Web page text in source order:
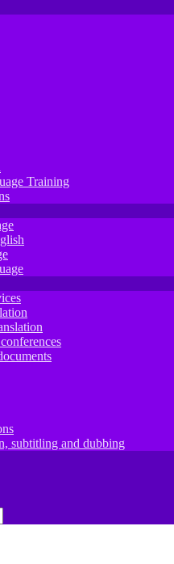
Training
subtitling and dubbing